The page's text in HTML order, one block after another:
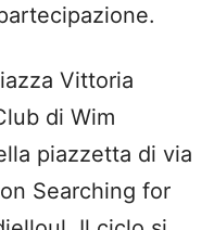
Vittoria
di Wim
piazzetta di via
Searching for